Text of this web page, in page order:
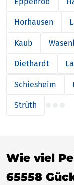
Horhausen
Kaub
Diethardt
Schiesheim
Strüth
Wie viel
65558